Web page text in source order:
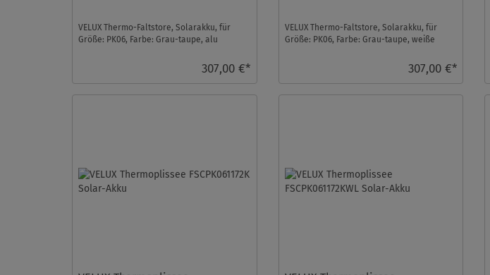
VELUX Thermo-Faltstore, Solarakku, für
Größe: PK06, Farbe: Grau-taupe, alu
307,00 €*
VELUX Thermo-Faltstore, Solarakku, für
Größe: PK06, Farbe: Grau-taupe, weiße
307,00 €*